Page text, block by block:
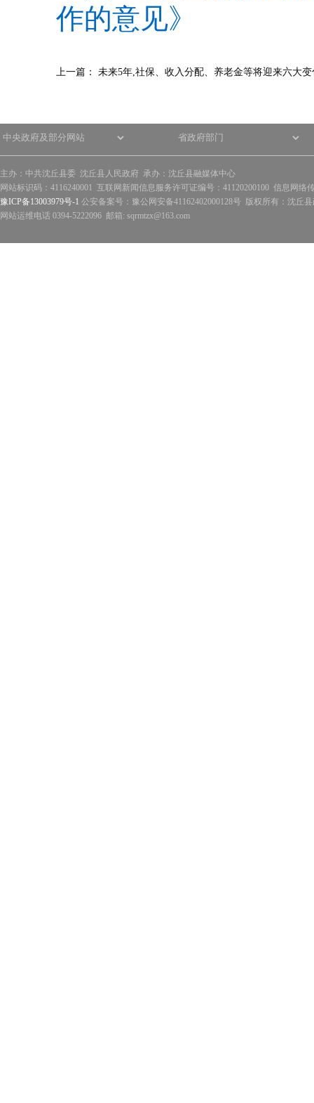
作的意见》
上一篇： 未来5年,社保、收入分配、养老金等将迎来六大
主办：中共沈丘县委 沈丘县人民政府 承办：沈丘县融媒体中心
网站标识码：4116240001 互联网新闻信息服务许可证编号：41120200100 信息网络
豫ICP备13003979号-1 公安备案号：豫公网安备41162402000128号 版权所有：沈丘
网站运维电话 0394-5222096 邮箱: sqrmtzx@163.com